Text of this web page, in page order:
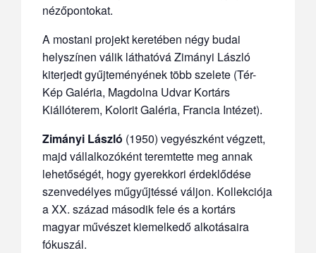
nézőpontokat.
A mostani projekt keretében négy budai
helyszínen válik láthatóvá Zimányi László
kiterjedt gyűjteményének több szelete (Tér-
Kép Galéria, Magdolna Udvar Kortárs
Kiállóterem, Kolorit Galéria, Francia Intézet).
Zimányi László (1950) vegyészként végzett,
majd vállalkozóként teremtette meg annak
lehetőségét, hogy gyerekkori érdeklődése
szenvedélyes műgyűjtéssé váljon. Kollekciója
a XX. század második fele és a kortárs
magyar művészet kiemelkedő alkotásaira
fókuszál.